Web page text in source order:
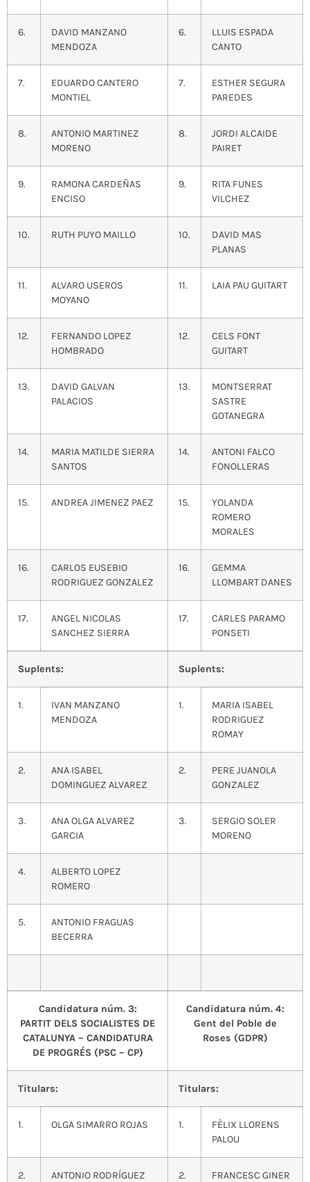
6.
DAVID MANZANO
MENDOZA
6.
LLUIS ESPADA
CANTO
7.
EDUARDO CANTERO
MONTIEL
7.
ESTHER SEGURA
PAREDES
8.
ANTONIO MARTINEZ
MORENO
8.
JORDI ALCAIDE
PAIRET
9.
RAMONA CARDEÑAS
ENCISO
9.
RITA FUNES
VILCHEZ
10. RUTH PUYO MAILLO 10.
DAVID MAS
PLANAS
11.
ALVARO USEROS
MOYANO
11. LAIA PAU GUITART
12.
FERNANDO LOPEZ
HOMBRADO
12.
CELS FONT
GUITART
13.
DAVID GALVAN
PALACIOS
13.
MONTSERRAT
SASTRE
GOTANEGRA
14.
MARIA MATILDE SIERRA
SANTOS
14.
ANTONI FALCO
FONOLLERAS
15. ANDREA JIMENEZ PAEZ 15.
YOLANDA
ROMERO
MORALES
16.
CARLOS EUSEBIO
RODRIGUEZ GONZALEZ
16.
GEMMA
LLOMBART DANES
17.
ANGEL NICOLAS
SANCHEZ SIERRA
17.
CARLES PARAMO
PONSETI
Suplents: Suplents:
1.
IVAN MANZANO
MENDOZA
1.
MARIA ISABEL
RODRIGUEZ
ROMAY
2.
ANA ISABEL
DOMINGUEZ ALVAREZ
2.
PERE JUANOLA
GONZALEZ
3.
ANA OLGA ALVAREZ
GARCIA
3.
SERGIO SOLER
MORENO
4.
ALBERTO LOPEZ
ROMERO
5.
ANTONIO FRAGUAS
BECERRA
Candidatura núm. 3:
PARTIT DELS SOCIALISTES DE
CATALUNYA – CANDIDATURA
DE PROGRÉS (PSC – CP)
Candidatura núm. 4:
Gent del Poble de
Roses (GDPR)
Titulars: Titulars:
1. OLGA SIMARRO ROJAS 1.
FÈLIX LLORENS
PALOU
2.
ANTONIO RODRÍGUEZ
2.
FRANCESC GINER